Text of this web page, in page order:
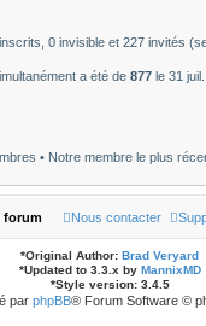
0 invisible et 227 invités
a été de 877 le 31
• Notre membre le plus
forum Nous contacter
*Original Author: Brad Veryard
*Updated to 3.3.x by MannixMD
*Style version: 3.4.5
par phpBB® Forum Software ©